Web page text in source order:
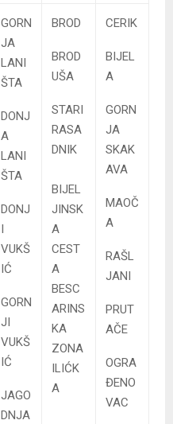
GORN
JA
LANI
ŠTA
DONJ
A
LANI
ŠTA
DONJ
I
VUKŠ
IĆ
GORN
JI
VUKŠ
IĆ
JAGO
DNJA
BROD
BROD
UŠA
STARI
RASA
DNIK
BIJEL
JINSK
A
CEST
A
BESC
ARINS
KA
ZONA
ILIĆK
A
CERIK
BIJEL
A
GORN
JA
SKAK
AVA
MAOČ
A
RAŠL
JANI
PRUT
AČE
OGRA
ĐENO
VAC